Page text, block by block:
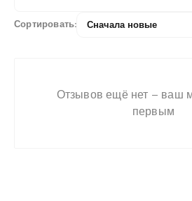
Сортировать:
Отзывов ещё нет – ваш
первым